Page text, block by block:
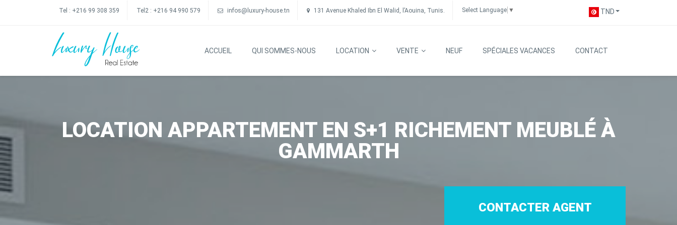
Tel : +216 99 308 359 Tel2 : +216 94 990 579 infos@luxury-house.tn 131 Avenue Khaled Ibn El Walid, l’Aouina, Tunis. Select Language ▼ TND
ACCUEIL QUI SOMMES-NOUS LOCATION VENTE NEUF SPÉCIALES VACANCES CONTACT
LOCATION APPARTEMENT EN S+1 RICHEMENT MEUBLÉ À
GAMMARTH
CONTACTER AGENT